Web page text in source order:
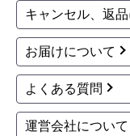
キャンセル、返
お届けについて
よくある質問
運営会社について